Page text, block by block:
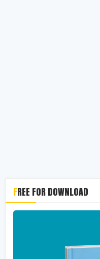
FREE FOR DOWNLOAD